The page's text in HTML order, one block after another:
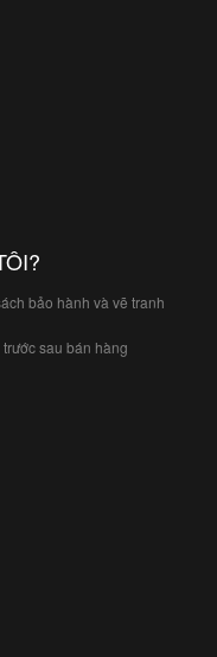
bảo hành và vẽ tranh
trước sau bán hàng